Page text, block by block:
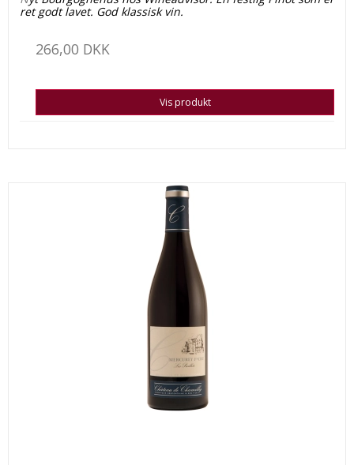
ret godt lavet. God klassisk vin.
266,00 DKK
Vis produkt